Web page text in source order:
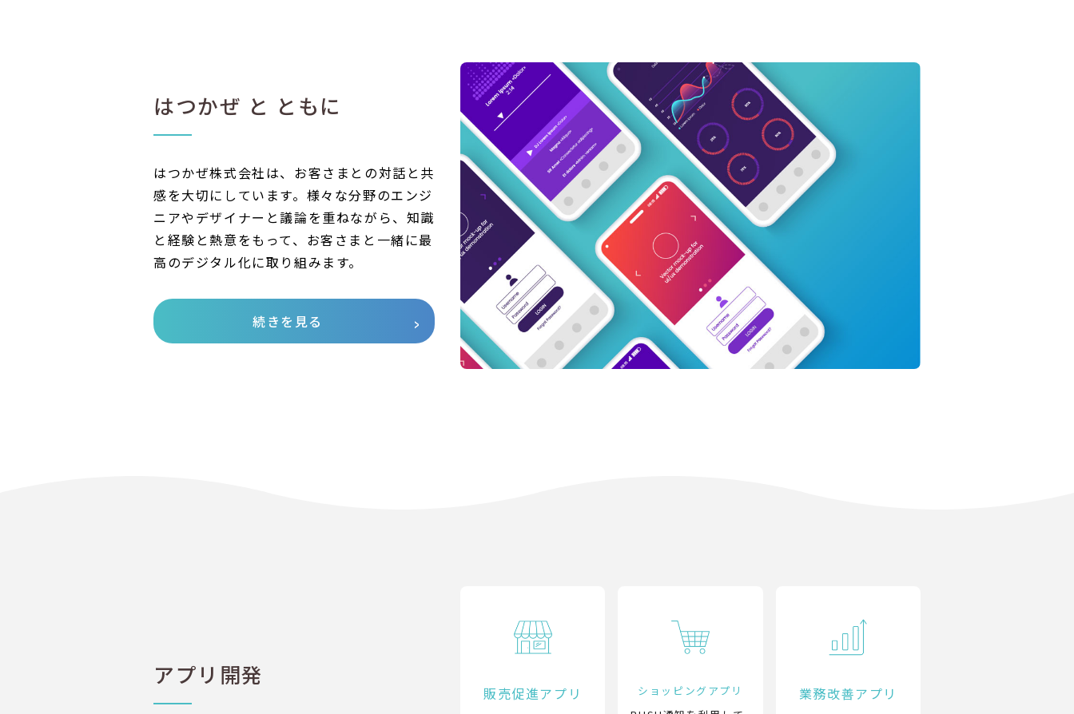
はつかぜ と ともに
はつかぜ株式会社は、お客さまとの対話と共
感を大切にしています。様々な分野のエンジ
ニアやデザイナーと議論を重ねながら、知識
と経験と熱意をもって、お客さまと一緒に最
高のデジタル化に取り組みます。
続きを見る
アプリ開発
販売促進アプリ
ショッピングアプリ
業務改善アプリ